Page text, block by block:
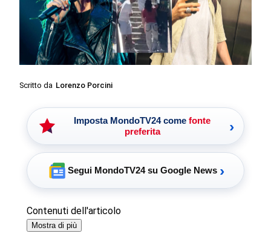
Scritto da Lorenzo Porcini
Imposta MondoTV24 come fonte
preferita
›
Segui MondoTV24 su Google News ›
Contenuti dell'articolo
Mostra di più